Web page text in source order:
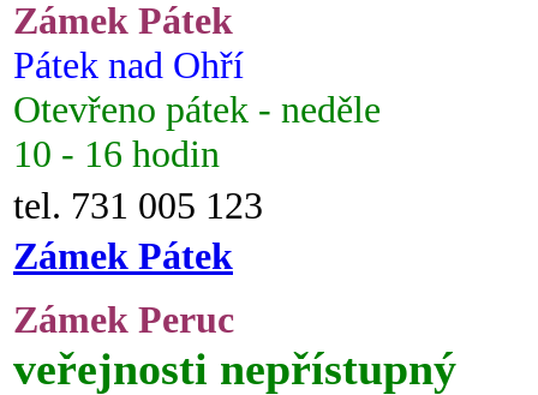
Zámek Pátek
Pátek nad Ohří
Otevřeno pátek - neděle
10 - 16 hodin
tel. 731 005 123
Zámek Pátek
Zámek Peruc
veřejnosti nepřístupný